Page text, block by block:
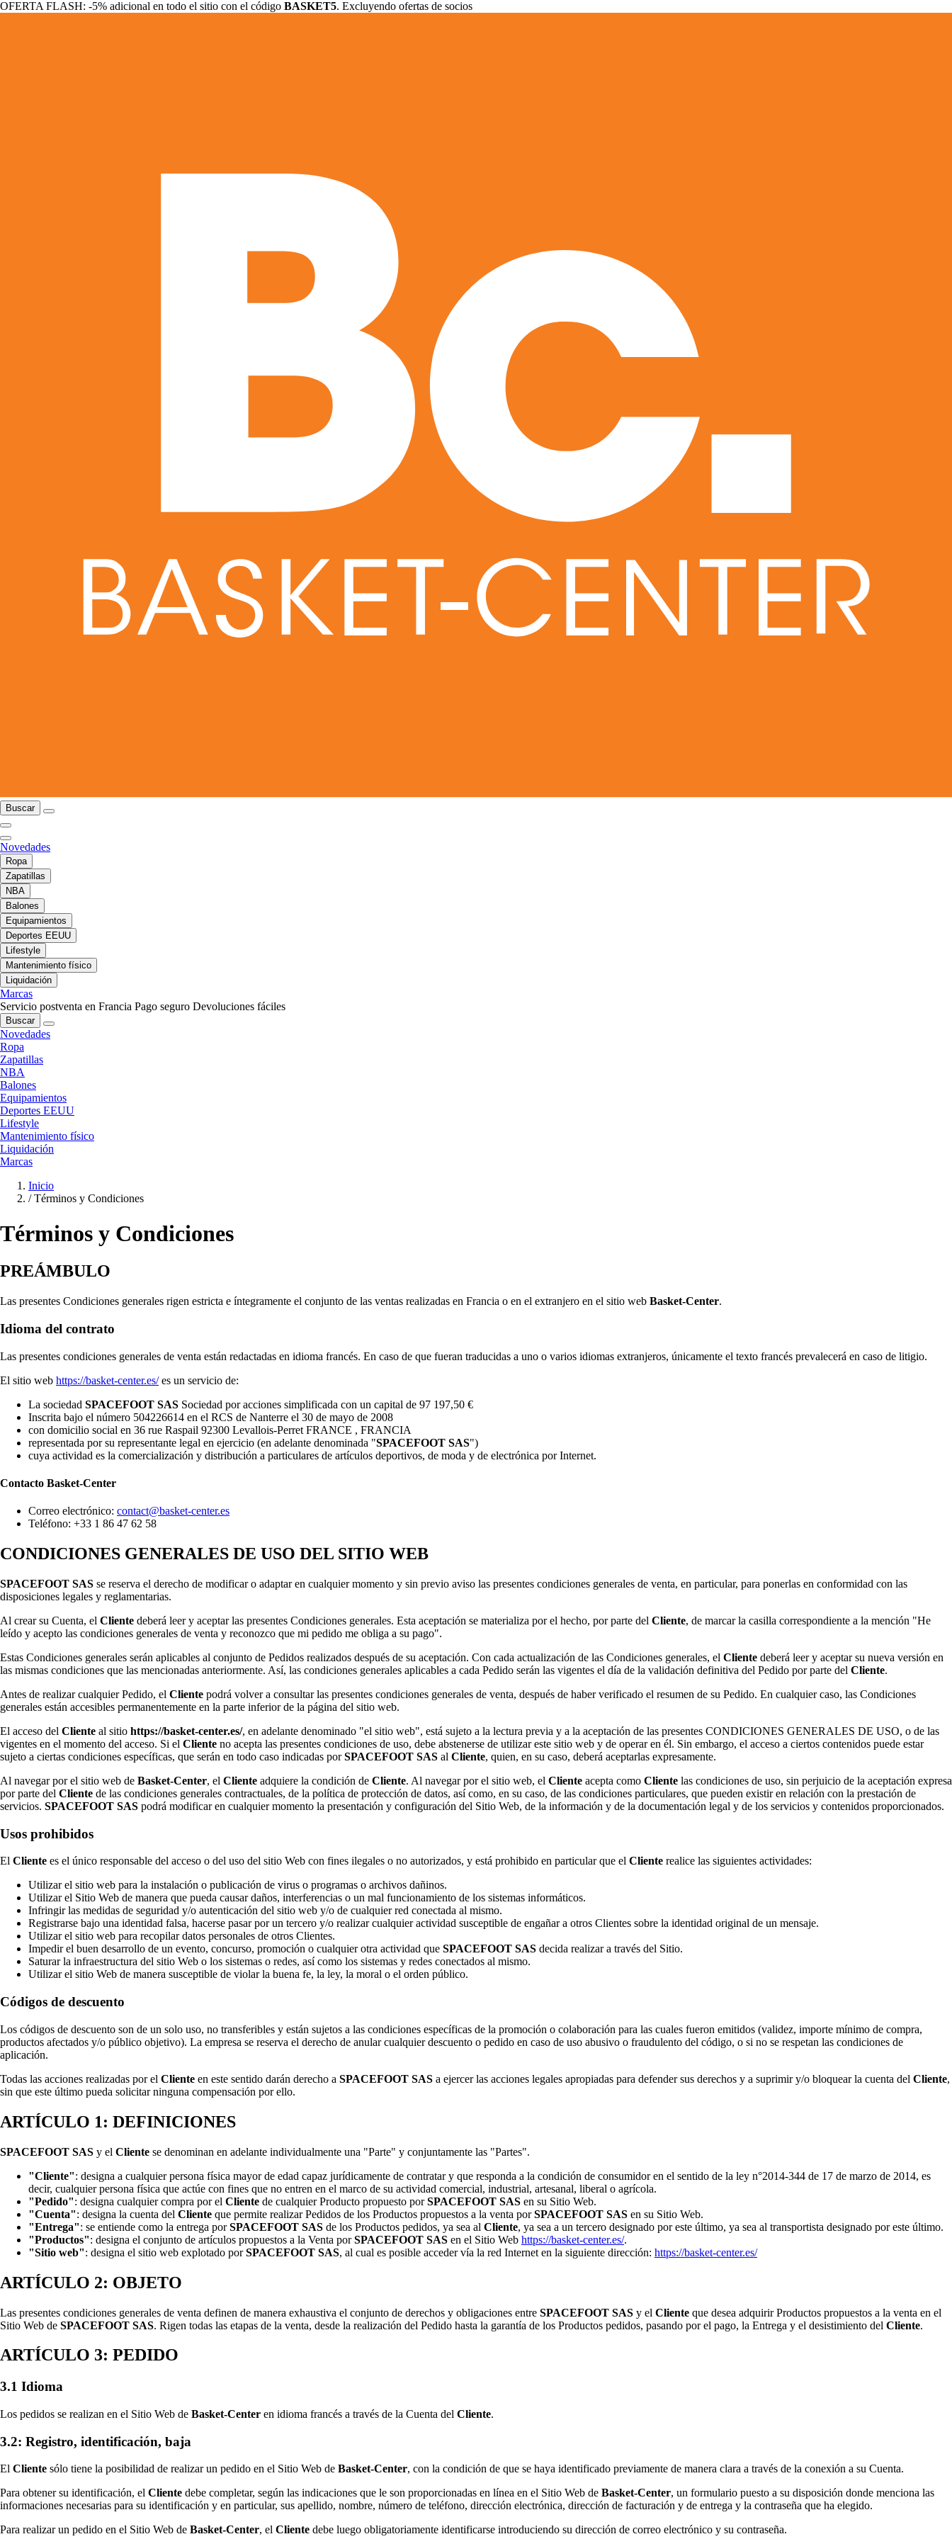
OFERTA FLASH: -5% adicional en todo el sitio con el código BASKET5. Excluyendo ofertas de socios
Buscar
Novedades
Ropa
Zapatillas
NBA
Balones
Equipamientos
Deportes EEUU
Lifestyle
Mantenimiento físico
Liquidación
Marcas
Servicio postventa en Francia Pago seguro Devoluciones fáciles
Buscar
Novedades
Ropa
Zapatillas
NBA
Balones
Equipamientos
Deportes EEUU
Lifestyle
Mantenimiento físico
Liquidación
Marcas
Inicio
/ Términos y Condiciones
Términos y Condiciones
PREÁMBULO
Las presentes Condiciones generales rigen estricta e íntegramente el conjunto de las ventas realizadas en Francia o en el extranjero en el sitio web Basket-Center.
Idioma del contrato
Las presentes condiciones generales de venta están redactadas en idioma francés. En caso de que fueran traducidas a uno o varios idiomas extranjeros, únicamente el texto francés prevalecerá en caso de litigio.
El sitio web https://basket-center.es/es un servicio de:
La sociedad SPACEFOOT SAS Sociedad por acciones simplificada con un capital de 97 197,50 €
Inscrita bajo el número 504226614 en el RCS de Nanterre el 30 de mayo de 2008
con domicilio social en 36 rue Raspail 92300 Levallois-Perret FRANCE , FRANCIA
representada por su representante legal en ejercicio (en adelante denominada "SPACEFOOT SAS")
cuya actividad es la comercialización y distribución a particulares de artículos deportivos, de moda y de electrónica por Internet.
Contacto Basket-Center
Correo electrónico: contact@basket-center.es
Teléfono: +33 1 86 47 62 58
CONDICIONES GENERALES DE USO DEL SITIO WEB
SPACEFOOT SAS se reserva el derecho de modificar o adaptar en cualquier momento y sin previo aviso las presentes condiciones generales de venta, en particular, para ponerlas en conformidad con las
disposiciones legales y reglamentarias.
Al crear su Cuenta, el Cliente deberá leer y aceptar las presentes Condiciones generales. Esta aceptación se materializa por el hecho, por parte del Cliente, de marcar la casilla correspondiente a la mención "He
leído y acepto las condiciones generales de venta y reconozco que mi pedido me obliga a su pago".
Estas Condiciones generales serán aplicables al conjunto de Pedidos realizados después de su aceptación. Con cada actualización de las Condiciones generales, el Cliente deberá leer y aceptar su nueva versión en
las mismas condiciones que las mencionadas anteriormente. Así, las condiciones generales aplicables a cada Pedido serán las vigentes el día de la validación definitiva del Pedido por parte del Cliente.
Antes de realizar cualquier Pedido, el Cliente podrá volver a consultar las presentes condiciones generales de venta, después de haber verificado el resumen de su Pedido. En cualquier caso, las Condiciones
generales están accesibles permanentemente en la parte inferior de la página del sitio web.
El acceso del Cliente al sitio https://basket-center.es/, en adelante denominado "el sitio web", está sujeto a la lectura previa y a la aceptación de las presentes CONDICIONES GENERALES DE USO, o de las
vigentes en el momento del acceso. Si el Cliente no acepta las presentes condiciones de uso, debe abstenerse de utilizar este sitio web y de operar en él. Sin embargo, el acceso a ciertos contenidos puede estar
sujeto a ciertas condiciones específicas, que serán en todo caso indicadas porSPACEFOOT SAS al Cliente, quien, en su caso, deberá aceptarlas expresamente.
Al navegar por el sitio web de Basket-Center, el Cliente adquiere la condición de Cliente. Al navegar por el sitio web, el Cliente acepta como Cliente las condiciones de uso, sin perjuicio de la aceptación expresa
por parte del Cliente de las condiciones generales contractuales, de la política de protección de datos, así como, en su caso, de las condiciones particulares, que pueden existir en relación con la prestación de
servicios. SPACEFOOT SAS podrá modificar en cualquier momento la presentación y configuración del Sitio Web, de la información y de la documentación legal y de los servicios y contenidos proporcionados.
Usos prohibidos
El Cliente es el único responsable del acceso o del uso del sitio Web con fines ilegales o no autorizados, y está prohibido en particular que el Cliente realice las siguientes actividades:
Utilizar el sitio web para la instalación o publicación de virus o programas o archivos dañinos.
Utilizar el Sitio Web de manera que pueda causar daños, interferencias o un mal funcionamiento de los sistemas informáticos.
Infringir las medidas de seguridad y/o autenticación del sitio web y/o de cualquier red conectada al mismo.
Registrarse bajo una identidad falsa, hacerse pasar por un tercero y/o realizar cualquier actividad susceptible de engañar a otros Clientes sobre la identidad original de un mensaje.
Utilizar el sitio web para recopilar datos personales de otros Clientes.
Impedir el buen desarrollo de un evento, concurso, promoción o cualquier otra actividad que SPACEFOOT SAS decida realizar a través del Sitio.
Saturar la infraestructura del sitio Web o los sistemas o redes, así como los sistemas y redes conectados al mismo.
Utilizar el sitio Web de manera susceptible de violar la buena fe, la ley, la moral o el orden público.
Códigos de descuento
Los códigos de descuento son de un solo uso, no transferibles y están sujetos a las condiciones específicas de la promoción o colaboración para las cuales fueron emitidos (validez, importe mínimo de compra,
productos afectados y/o público objetivo). La empresa se reserva el derecho de anular cualquier descuento o pedido en caso de uso abusivo o fraudulento del código, o si no se respetan las condiciones de
aplicación.
Todas las acciones realizadas por el Cliente en este sentido darán derecho a SPACEFOOT SAS a ejercer las acciones legales apropiadas para defender sus derechos y a suprimir y/o bloquear la cuenta del Cliente,
sin que este último pueda solicitar ninguna compensación por ello.
ARTÍCULO 1: DEFINICIONES
SPACEFOOT SAS y el Cliente se denominan en adelante individualmente una "Parte" y conjuntamente las "Partes".
"Cliente": designa a cualquier persona física mayor de edad capaz jurídicamente de contratar y que responda a la condición de consumidor en el sentido de la ley n°2014-344 de 17 de marzo de 2014, es
decir, cualquier persona física que actúe con fines que no entren en el marco de su actividad comercial, industrial, artesanal, liberal o agrícola.
"Pedido": designa cualquier compra por el Cliente de cualquier Producto propuesto porSPACEFOOT SAS en su Sitio Web.
"Cuenta": designa la cuenta del Cliente que permite realizar Pedidos de los Productos propuestos a la venta porSPACEFOOT SAS en su Sitio Web.
"Entrega": se entiende como la entrega porSPACEFOOT SAS de los Productos pedidos, ya sea al Cliente, ya sea a un tercero designado por este último, ya sea al transportista designado por este último.
"Productos": designa el conjunto de artículos propuestos a la Venta porSPACEFOOT SAS en el Sitio Web https://basket-center.es/.
"Sitio web": designa el sitio web explotado porSPACEFOOT SAS, al cual es posible acceder vía la red Internet en la siguiente dirección: https://basket-center.es/
ARTÍCULO 2: OBJETO
Las presentes condiciones generales de venta definen de manera exhaustiva el conjunto de derechos y obligaciones entre SPACEFOOT SAS y el Cliente que desea adquirir Productos propuestos a la venta en el
Sitio Web de SPACEFOOT SAS. Rigen todas las etapas de la venta, desde la realización del Pedido hasta la garantía de los Productos pedidos, pasando por el pago, la Entrega y el desistimiento del Cliente.
ARTÍCULO 3: PEDIDO
3.1 Idioma
Los pedidos se realizan en el Sitio Web de Basket-Center en idioma francés a través de la Cuenta del Cliente.
3.2: Registro, identificación, baja
El Cliente sólo tiene la posibilidad de realizar un pedido en el Sitio Web de Basket-Center, con la condición de que se haya identificado previamente de manera clara a través de la conexión a su Cuenta.
Para obtener su identificación, el Cliente debe completar, según las indicaciones que le son proporcionadas en línea en el Sitio Web de Basket-Center, un formulario puesto a su disposición donde menciona las
informaciones necesarias para su identificación y en particular, sus apellido, nombre, número de teléfono, dirección electrónica, dirección de facturación y de entrega y la contraseña que ha elegido.
Para realizar un pedido en el Sitio Web de Basket-Center, el Cliente debe luego obligatoriamente identificarse introduciendo su dirección de correo electrónico y su contraseña.